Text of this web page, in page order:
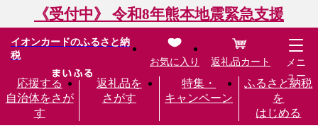
《受付中》 令和8年熊本地震緊急支援
イオンカードのふるさと納
税
応援する
自治体をさが
す
返礼品を
さがす
特集・
キャンペーン
ふるさと納税
を
はじめる
お気に入り 返礼品カート
メニ
ュー